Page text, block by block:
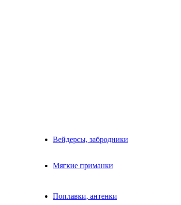
Вейдерсы, забродники
Мягкие приманки
Поплавки, антенки